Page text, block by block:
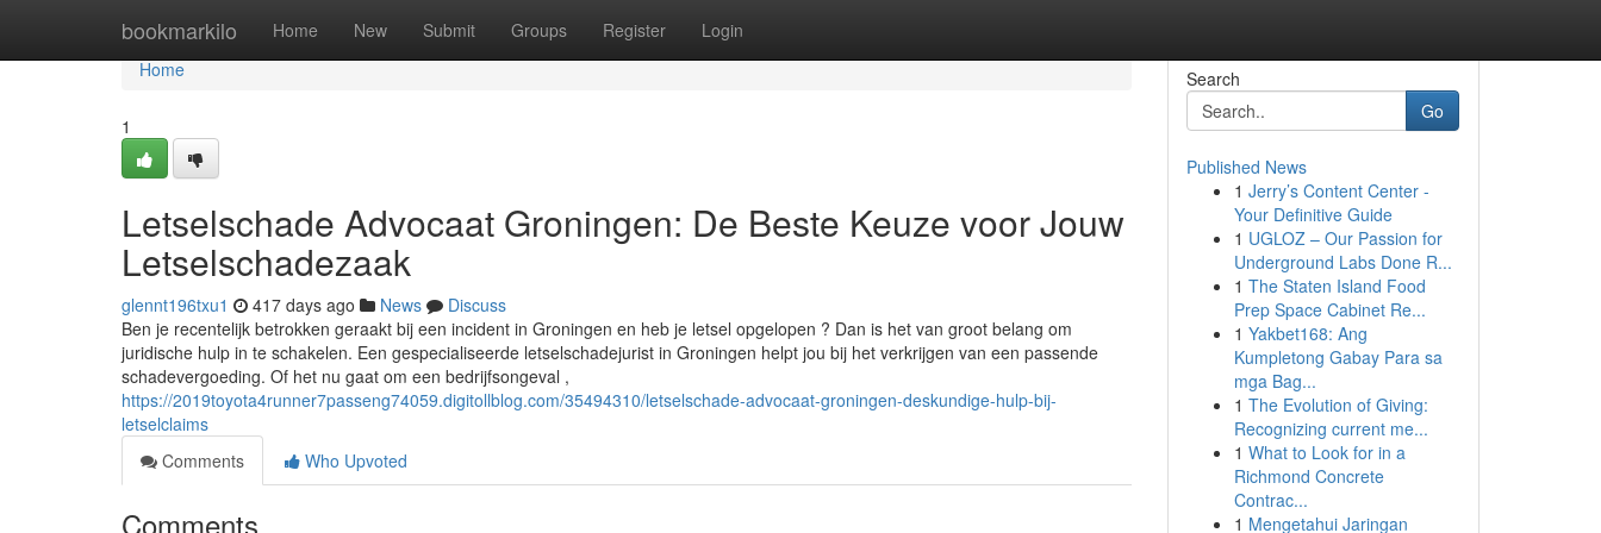
bookmarkilo Home New Submit Groups Register Login
Home
Home
1
Letselschade Advocaat Groningen: De Beste Keuze voor Jouw
Letselschadezaak
glennt196txu1 417 days ago News
Discuss
Ben je recentelijk betrokken geraakt bij een incident in Groningen en heb je letsel opgelopen ? Dan is het van groot belang om
juridische hulp in te schakelen. Een gespecialiseerde letselschadejurist in Groningen helpt jou bij het verkrijgen van een passende
schadevergoeding. Of het nu gaat om een bedrijfsongeval ,
https://2019toyota4runner7passeng74059.digitollblog.com/35494310/letselschade-advocaat-groningen-deskundige-hulp-bij-
letselclaims
Comments
Who Upvoted
Comments
Search
Go
Published News
1 Jerry’s Content Center -
Your Definitive Guide
1 UGLOZ – Our Passion for
Underground Labs Done R...
1 The Staten Island Food
Prep Space Cabinet Re...
1 Yakbet168: Ang
Kumpletong Gabay Para sa
mga Bag...
1 The Evolution of Giving:
Recognizing current me...
1 What to Look for in a
Richmond Concrete
Contrac...
1 Mengetahui Jaringan